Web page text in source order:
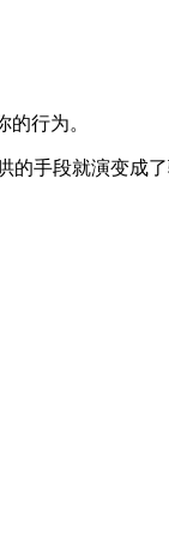
行为。
手段就演变成了